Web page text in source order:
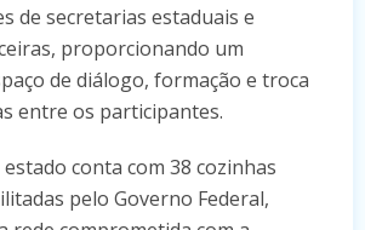
de secretarias estaduais e
proporcionando um
de diálogo, formação e troca
entre os participantes.
conta com 38 cozinhas
pelo Governo Federal,